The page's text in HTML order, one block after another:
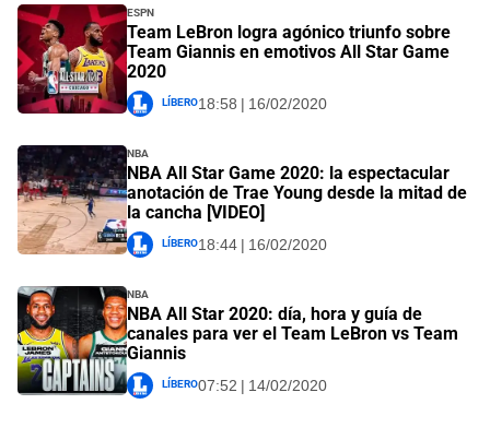
ESPN
Team LeBron logra agónico triunfo sobre
Team Giannis en emotivos All Star Game
2020
Líbero18:58 | 16/02/2020
NBA
NBA All Star Game 2020: la espectacular
anotación de Trae Young desde la mitad de
la cancha [VIDEO]
Líbero18:44 | 16/02/2020
NBA
NBA All Star 2020: día, hora y guía de
canales para ver el Team LeBron vs Team
Giannis
Líbero07:52 | 14/02/2020